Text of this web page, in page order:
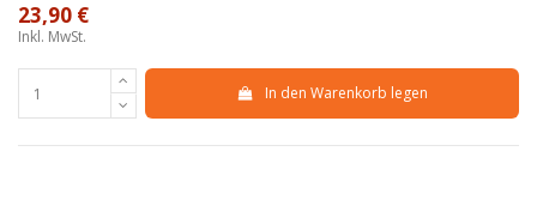
23,90 €
Inkl. MwSt.
In den Warenkorb legen